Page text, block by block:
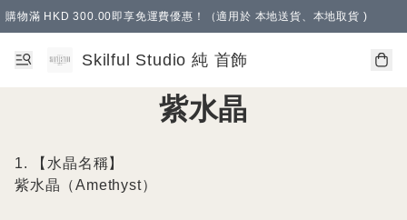
購物滿 HKD 300.00即享免運費優惠！（適用於 本地送貨、本地取貨 )
Skilful Studio 純 首飾
紫水晶
1. 【水晶名稱】
紫水晶（Amethyst）